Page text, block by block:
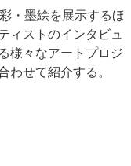
・墨絵を展示するほ
ィストのインタビュ
様々なアートプロジ
わせて紹介する。